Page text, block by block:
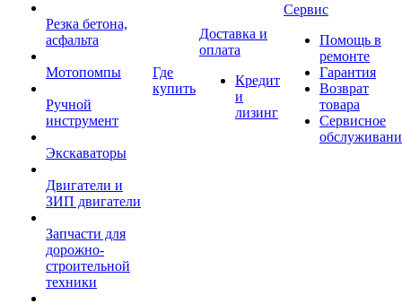
Резка бетона,
асфальта
Мотопомпы
Ручной
инструмент
Экскаваторы
Двигатели и
ЗИП двигатели
Запчасти для
дорожно-
строительной
техники
Где
купить
Доставка и
оплата
Кредит
и
лизинг
Сервис
Помощь в
ремонте
Гарантия
Возврат
товара
Сервисное